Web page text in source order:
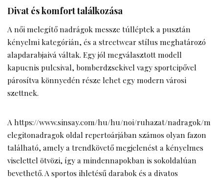
Divat és komfort találkozása
A női melegítő nadrágok messze túlléptek a pusztán
kényelmi kategórián, és a streetwear stílus meghatározó
alapdarabjaivá váltak. Egy jól megválasztott modell
kapucnis pulcsival, bomberdzsekivel vagy sportcipővel
párosítva könnyedén része lehet egy modern városi
szettnek.
Ahttps://www.sinsay.com/hu/hu/noi/ruhazat/nadragok/m
elegitonadragokoldal repertoárjában számos olyan fazon
található, amely a trendkövető megjelenést a kényelmes
viselettel ötvözi, így a mindennapokban is sokoldalúan
bevethető. A sportos ihletésű darabok és a divatos